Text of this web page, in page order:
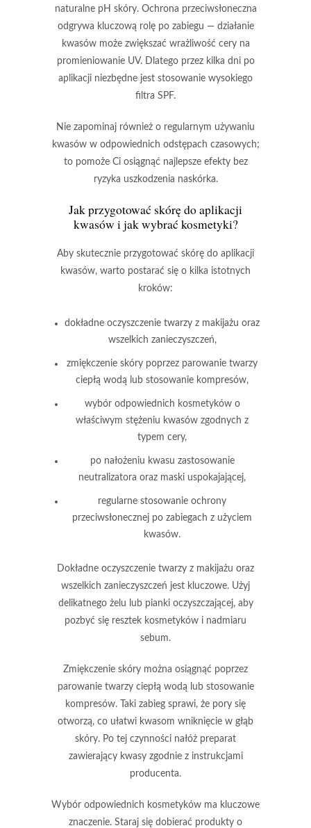
naturalne pH skóry. Ochrona przeciwsłoneczna
odgrywa kluczową rolę po zabiegu — działanie
kwasów może zwiększać wrażliwość cery na
promieniowanie UV. Dlatego przez kilka dni po
aplikacji niezbędne jest stosowanie wysokiego
filtra SPF.
Nie zapominaj również o regularnym używaniu
kwasów w odpowiednich odstępach czasowych;
to pomoże Ci osiągnąć najlepsze efekty bez
ryzyka uszkodzenia naskórka.
Jak przygotować skórę do aplikacji
kwasów i jak wybrać kosmetyki?
Aby skutecznie przygotować skórę do aplikacji
kwasów, warto postarać się o kilka istotnych
kroków:
dokładne oczyszczenie twarzy z makijażu oraz
wszelkich zanieczyszczeń,
zmiękczenie skóry poprzez parowanie twarzy
ciepłą wodą lub stosowanie kompresów,
wybór odpowiednich kosmetykówo
właściwym stężeniu kwasów zgodnych z
typem cery,
po nałożeniu kwasu zastosowanie
neutralizatora oraz maski uspokajającej,
regularne stosowanie ochrony
przeciwsłonecznej po zabiegach z użyciem
kwasów.
Dokładne oczyszczenie twarzy z makijażu oraz
wszelkich zanieczyszczeń jest kluczowe. Użyj
delikatnego żelu lub pianki oczyszczającej, aby
pozbyć się resztek kosmetyków i nadmiaru
sebum.
Zmiękczenie skóry można osiągnąć poprzez
parowanie twarzy ciepłą wodą lub stosowanie
kompresów. Taki zabieg sprawi, że pory się
otworzą, co ułatwi kwasom wniknięcie w głąb
skóry. Po tej czynności nałóż preparat
zawierający kwasy zgodnie z instrukcjami
producenta.
Wybór odpowiednich kosmetyków ma kluczowe
znaczenie. Staraj się dobierać produkty o